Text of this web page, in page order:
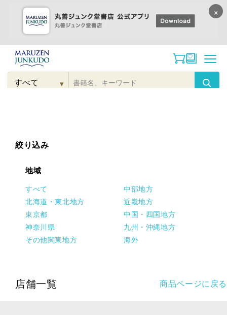
コンテンツに
進む
検
▾
絞り込み
地域
すべて
北海道・東北地方
東京都
神奈川県
その他関東地方
中部地方
近畿地方
中国・四国地方
九州・沖縄地方
海外
店舗一覧 商品ページに戻る
×